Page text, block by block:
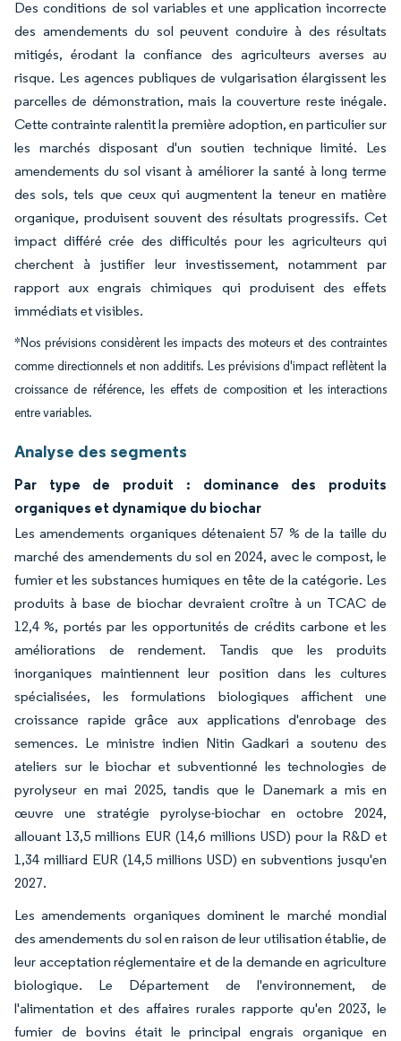
Des conditions de sol variables et une application incorrecte
des amendements du sol peuvent conduire à des résultats
mitigés, érodant la confiance des agriculteurs averses au
risque. Les agences publiques de vulgarisation élargissent les
parcelles de démonstration, mais la couverture reste inégale.
Cette contrainte ralentit la première adoption, en particulier sur
les marchés disposant d'un soutien technique limité. Les
amendements du sol visant à améliorer la santé à long terme
des sols, tels que ceux qui augmentent la teneur en matière
organique, produisent souvent des résultats progressifs. Cet
impact différé crée des difficultés pour les agriculteurs qui
cherchent à justifier leur investissement, notamment par
rapport aux engrais chimiques qui produisent des effets
immédiats et visibles.
*Nos prévisions considèrent les impacts des moteurs et des contraintes
comme directionnels et non additifs. Les prévisions d'impact reflètent la
croissance de référence, les effets de composition et les interactions
entre variables.
Analyse des segments
Par type de produit : dominance des produits
organiques et dynamique du biochar
Les amendements organiques détenaient 57 % de la taille du
marché des amendements du sol en 2024, avec le compost, le
fumier et les substances humiques en tête de la catégorie. Les
produits à base de biochar devraient croître à un TCAC de
12,4 %, portés par les opportunités de crédits carbone et les
améliorations de rendement. Tandis que les produits
inorganiques maintiennent leur position dans les cultures
spécialisées, les formulations biologiques affichent une
croissance rapide grâce aux applications d'enrobage des
semences. Le ministre indien Nitin Gadkari a soutenu des
ateliers sur le biochar et subventionné les technologies de
pyrolyseur en mai 2025, tandis que le Danemark a mis en
œuvre une stratégie pyrolyse-biochar en octobre 2024,
allouant 13,5 millions EUR (14,6 millions USD) pour la R&D et
1,34 milliard EUR (14,5 millions USD) en subventions jusqu'en
2027.
Les amendements organiques dominent le marché mondial
des amendements du sol en raison de leur utilisation établie, de
leur acceptation réglementaire et de la demande en agriculture
biologique. Le Département de l'environnement, de
l'alimentation et des affaires rurales rapporte qu'en 2023, le
fumier de bovins était le principal engrais organique en